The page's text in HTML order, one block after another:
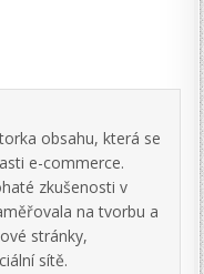
obsahu, která se
e-commerce.
zkušenosti v
na tvorbu a
stránky,
sítě.